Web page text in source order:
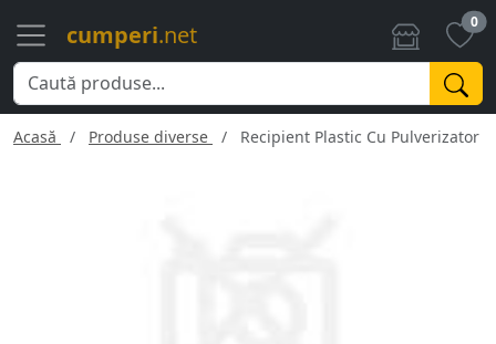
cumperi.net 0
Acasă Produse diverse Recipient Plastic Cu Pulverizator